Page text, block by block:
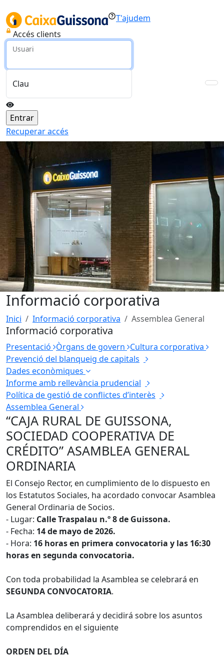
T'ajudem
Accés clients
Usuari
Clau
Recuperar accés
Informació corporativa
Inici Informació corporativa Assemblea General
Informació corporativa
Presentació Òrgans de govern Cultura corporativa
Prevenció del blanqueig de capitals
Dades econòmiques
Informe amb rellevància prudencial
Política de gestió de conflictes d’interès
Assemblea General
“CAJA RURAL DE GUISSONA,
SOCIEDAD COOPERATIVA DE
CRÉDITO” ASAMBLEA GENERAL
ORDINARIA
El Consejo Rector, en cumplimiento de lo dispuesto en
los Estatutos Sociales, ha acordado convocar Asamblea
General Ordinaria de Socios.
- Lugar: Calle Traspalau n.º 8 de Guissona.
- Fecha: 14 de mayo de 2026.
- Hora: 16 horas en primera convocatoria y las 16:30
horas en segunda convocatoria.
Con toda probabilidad la Asamblea se celebrará en
SEGUNDA CONVOCATORIA.
La Asamblea deliberará y decidirá sobre los asuntos
comprendidos en el siguiente
ORDEN DEL DÍA